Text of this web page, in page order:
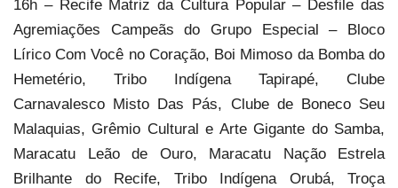
16h – Recife Matriz da Cultura Popular – Desfile das
Agremiações Campeãs do Grupo Especial – Bloco
Lírico Com Você no Coração, Boi Mimoso da Bomba do
Hemetério, Tribo Indígena Tapirapé, Clube
Carnavalesco Misto Das Pás, Clube de Boneco Seu
Malaquias, Grêmio Cultural e Arte Gigante do Samba,
Maracatu Leão de Ouro, Maracatu Nação Estrela
Brilhante do Recife, Tribo Indígena Orubá, Troça